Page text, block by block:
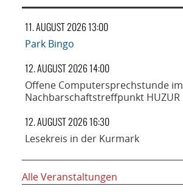
11. AUGUST 2026 13:00
Park Bingo
12. AUGUST 2026 14:00
Offene Computersprechstunde im
Nachbarschaftstreffpunkt HUZUR
12. AUGUST 2026 16:30
Lesekreis in der Kurmark
Alle Veranstaltungen